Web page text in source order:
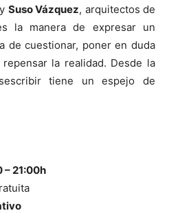
Suso Vázquez, arquitectos de
la manera de expresar un
de cuestionar, poner en duda
la realidad. Desde la
tiene un espejo de
– 21:00h